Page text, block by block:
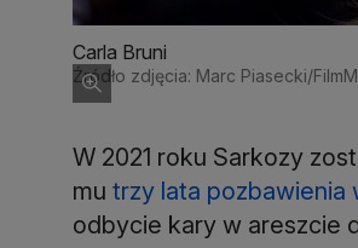
Carla Bruni
Źródło zdjęcia: Marc Piasecki/
W 2021 roku Sarkozy
mu trzy lata pozbawienia
odbycie kary w areszcie